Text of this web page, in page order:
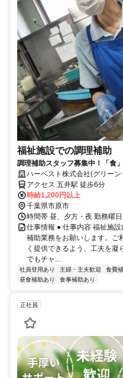
福祉施設での調理補助
調理補助スタッフ募集中！「食
をしよう♪
ハーベスト株式会社(グリー
アクセス 五井駅 徒歩6分
時給1,200円以上
千葉県市原市
時間帯 昼、夕方・夜 勤務曜
仕事情報 ● 仕事内容 福祉施
補助業務をお願いします。ご
く提供できるよう、工夫を凝
でもチャ...
社員登用あり 主婦・主夫歓迎 食費
昼食補助あり
食事補助あり
正社員